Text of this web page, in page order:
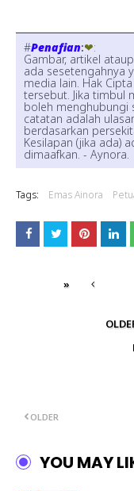
#Penafian:❤:
Gambar, artikel
ada sesetengahnya
media lain. Hak
tersebut. Jika timbul
boleh menghubungi
catatan adalah
berdasarkan
Kesilapan (jika ada)
dimaafkan. - Aynora.
Tags: Emas Ainora
»
OLDER
YOU MAY